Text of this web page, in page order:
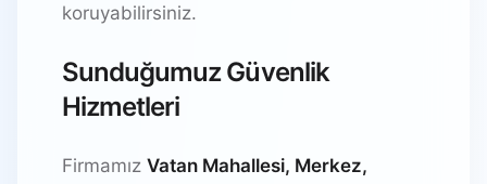
koruyabilirsiniz.
Sunduğumuz Güvenlik
Hizmetleri
Firmamız Vatan Mahallesi, Merkez,